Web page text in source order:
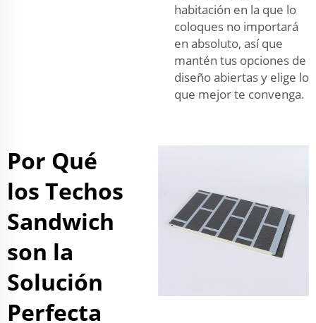
habitación en la que lo
coloques no importará
en absoluto, así que
mantén tus opciones de
diseño abiertas y elige lo
que mejor te convenga.
Por Qué
los Techos
Sandwich
son la
Solución
Perfecta